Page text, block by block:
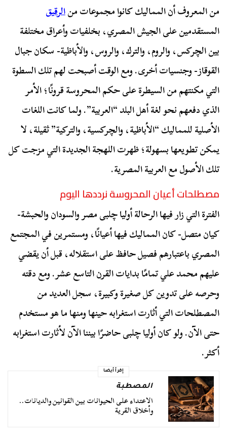
من المعروف أن المماليك كانوا مجموعات منالرقيق
المستقدمين على الجيش المصري، بخلفيات وأعراق مختلفة
بين الچرکس، والروم، والترك، والروس، والأباظية- سكان جبال
القوقاز- وجنسيات أخرى. ومع الوقت أصبحت لهم تلك السطوة
التي مكنتهم من السيطرة على حكم المحروسة قرونًا؛ الأمر
الذي دفعهم نحو لغة أهل البلد “العربية”. ولما كانت اللغات
الأصلية للمماليك “الأباظية، والچركسية، والتركية” ثقيلة، لا
يمكن تطويعها بسهولة؛ ظهرت اللهجة الجديدة التي مزجت كل
تلك الأصول مع العربية المصرية.
مصطلحات أعيان المحروسة نرددها اليوم
الفترة التي زار فيها الرحالة أوليا چلبی مصر والسودان والحبشة-
كيان متصل- كان المماليك فيها أعيانًا، ومستمرين في المجتمع
المصري باعتبارهم فصيل حافظ على استقلاله، قبل أن يقضي
عليهم محمد علي تمامًا بدايات القرن التاسع عشر. ومع دقته
وحرصه على تدوين كل صغيرة وكبيرة، سجل العديد من
المصطلحات التي أثارت استغرابه حينها ومنها ما هو مستخدم
حتى الآن. ولو كان أوليا چلبی حاضرًا بيننا الآن لأثارت استغرابه
أكثر.
إقرأ أيضا
المصطبة
الاعتداء على الحيوانات بين القوانين والديانات..
وأخلاق القرية